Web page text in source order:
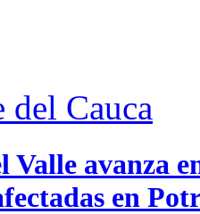
del Cauca
Valle avanza
en